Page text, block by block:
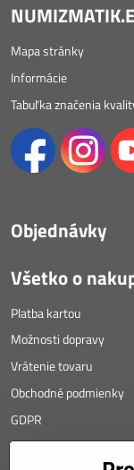
Mapa stránky
Informácie
Tabuľka značenia
Objednávky
Všetko o
Platba kartou
Možnosti dopravy
Vrátenie tovaru
Obchodné podmienky
GDPR